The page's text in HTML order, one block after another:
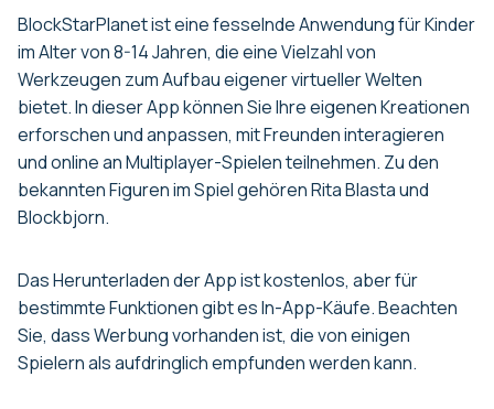
BlockStarPlanet ist eine fesselnde Anwendung für Kinder
im Alter von 8-14 Jahren, die eine Vielzahl von
Werkzeugen zum Aufbau eigener virtueller Welten
bietet. In dieser App können Sie Ihre eigenen Kreationen
erforschen und anpassen, mit Freunden interagieren
und online an Multiplayer-Spielen teilnehmen. Zu den
bekannten Figuren im Spiel gehören Rita Blasta und
Blockbjorn.
Das Herunterladen der App ist kostenlos, aber für
bestimmte Funktionen gibt es In-App-Käufe. Beachten
Sie, dass Werbung vorhanden ist, die von einigen
Spielern als aufdringlich empfunden werden kann.